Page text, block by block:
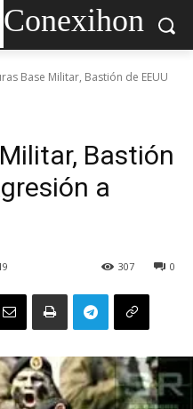
Conexihon
Base Militar, Bastión de EEUU
Bastión
a
0
307